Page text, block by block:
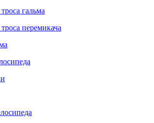
гальма
перемикача